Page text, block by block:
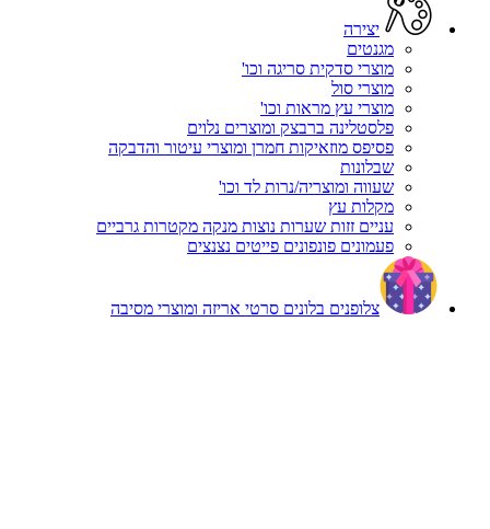
יצירה
מגנטים
מוצרי סדקית סריגה וכו'
מוצרי סול
מוצרי עץ מראות וכו'
פלסטלינה ברבצק ומוצרים נלוים
פסיפס מוזאיקות חמרן ומוצרי עיטור והדבקה
שבלונות
שעווה ומוצריה/נרות לד וכו'
מקלות עץ
עניים זזות שערות נוצות מנקה מקטרות גרביים
פעמונים פונפונים פייטים נצנצים
צלופנים בלונים סרטי אריזה ומוצרי מסיבה